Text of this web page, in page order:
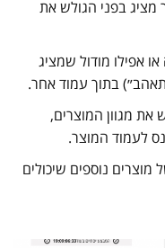
בפני הגולש את
אפילו מודול שמציג
בתוך עמוד אחר.
את מגוון המוצרים,
לעמוד המוצר.
נוספים שיכולים